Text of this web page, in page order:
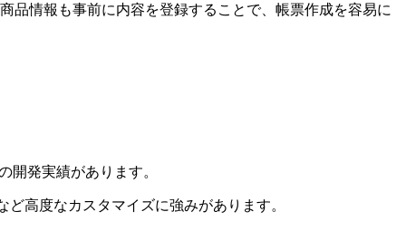
品情報も事前に内容を登録することで、帳票作成を容易に
開発実績があります。
高度なカスタマイズに強みがあります。